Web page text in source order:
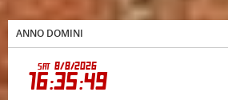
ANNO DOMINI